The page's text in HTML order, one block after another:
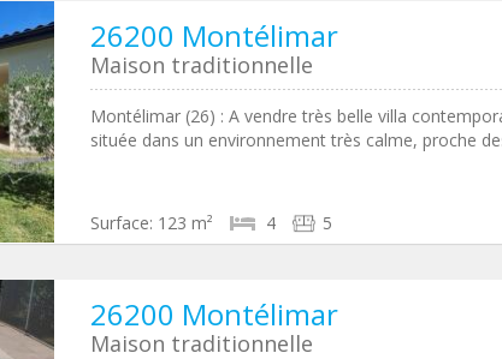
26200 Montélimar
Maison traditionnelle
Montélimar (26) : A vendre très belle villa
située dans un environnement très calme, proche
Surface: 123 m² 4 5
26200 Montélimar
Maison traditionnelle